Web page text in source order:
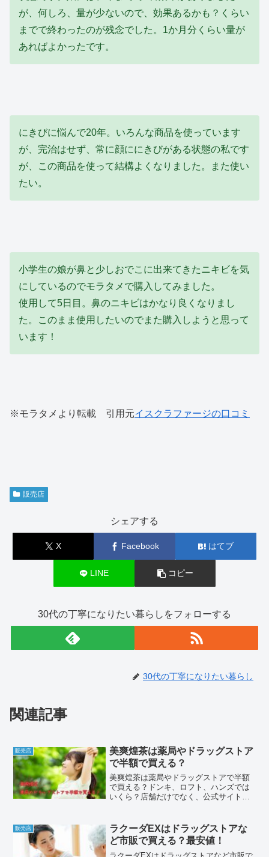
が、何しろ、量が少ないので、効果あるかも？くらい
までで終わったのが残念でした。1か月分くらい量が
あればよかったです。
にきびに悩んで20年。いろんな商品を使っています
が、完治はせず、常に顔ににきびがある状態の私です
が、この商品を使って結構よくなりました。また使い
たい。
小学生の娘が鼻と少しおでこに出来てきたニキビを気
にしているのでモラタメで購入してみました。
使用して5日目。鼻のニキビはかなり良くなりまし
た。このまま使用したいのでまた購入しようと思って
います！
※モラタメより転載 引用元イスクラファージの口コミ
販売店
シェアする
X Facebook はてブ
LINE コピー
30代の丁寧になりたい暮らしをフォローする
30代の丁寧になりたい暮らし
関連記事
販売店
美爽煌茶は薬局やドラッグストア
で半額で買える？
美爽煌茶は薬局やドラッグストアで半額
で買える？ドンキ、ロフト、ハンズでは
いくら？店舗だけでなく、公式サイトや
した。飲むタイミング、定期の解約やマ
イページ、口コミ、デメリットなどもま
とめています。
販売店
ラクーダEXはドラッグストアな
ど市販で買える？最安値！